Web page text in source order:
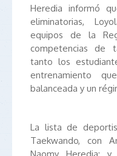
Heredia informó
eliminatorias,
equipos de la
competencias de
tanto los
entrenamiento
balanceada y un
La lista de
Taekwando, con